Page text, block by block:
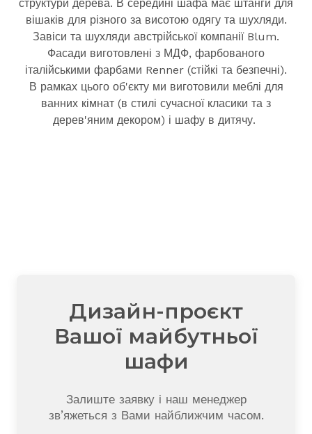
структури дерева. В середині шафа має штанги для
вішаків для різного за висотою одягу та шухляди.
Завіси та шухляди австрійської компанії Blum.
Фасади виготовлені з МДФ, фарбованого
італійськими фарбами Renner (стійкі та безпечні).
В рамках цього об'єкту ми виготовили меблі для
ванних кімнат (в стилі сучасної класики та з
дерев'яним декором) і шафу в дитячу.
Дизайн-проєкт
Вашої майбутньої
шафи
Залиште заявку і наш менеджер
зв’яжеться з Вами найближчим часом.